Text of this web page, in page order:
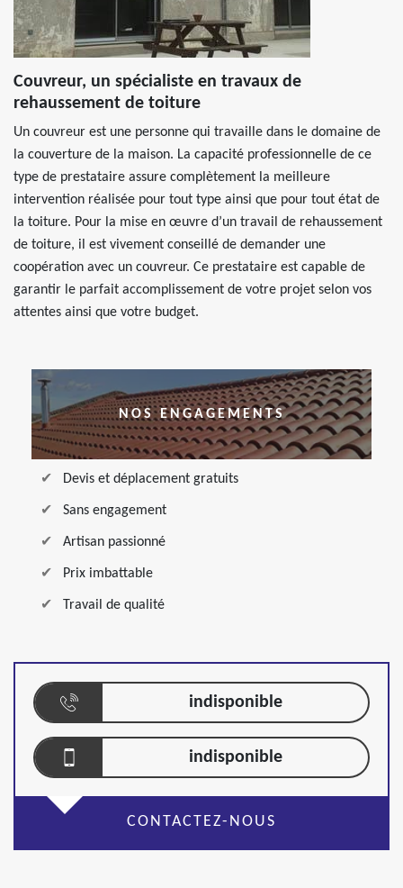
Couvreur, un spécialiste en travaux de
rehaussement de toiture
Un couvreur est une personne qui travaille dans le domaine de
la couverture de la maison. La capacité professionnelle de ce
type de prestataire assure complètement la meilleure
intervention réalisée pour tout type ainsi que pour tout état de
la toiture. Pour la mise en œuvre d’un travail de rehaussement
de toiture, il est vivement conseillé de demander une
coopération avec un couvreur. Ce prestataire est capable de
garantir le parfait accomplissement de votre projet selon vos
attentes ainsi que votre budget.
NOS ENGAGEMENTS
Devis et déplacement gratuits
Sans engagement
Artisan passionné
Prix imbattable
Travail de qualité
indisponible
indisponible
CONTACTEZ-NOUS